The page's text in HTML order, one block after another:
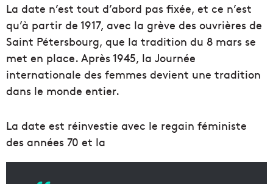
La date n’est tout d’abord pas fixée, et ce n’est
qu’à partir de 1917, avec la grève des ouvrières de
Saint Pétersbourg, que la tradition du 8 mars se
met en place. Après 1945, la Journée
internationale des femmes devient une tradition
dans le monde entier.
La date est réinvestie avec le regain féministe
des années 70 et la